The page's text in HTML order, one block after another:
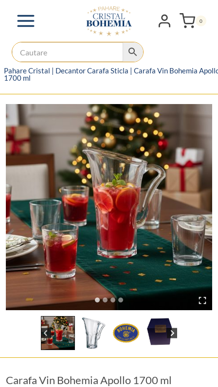
0
Pahare Cristal | Decantor Carafa Sticla | Carafa Vin Bohemia
1700 ml
Carafa Vin Bohemia Apollo 1700 ml